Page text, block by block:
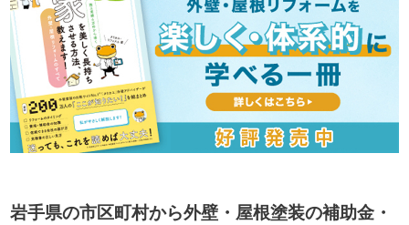
岩手県の市区町村から外壁・屋根塗装の補助金・